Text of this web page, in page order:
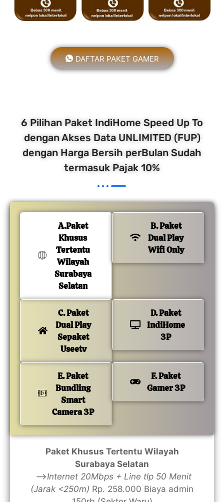
DAFTAR PAKET GAMER
6 Pilihan Paket IndiHome Speed Up To
dengan Akses Data UNLIMITED (FUP)
dengan Harga Bersih perBulan Sudah
termasuk Pajak 10%
A.Paket
Khusus
Tertentu
Wilayah
Surabaya
Selatan
B. Paket
Dual Play
Wifi Only
C. Paket
Dual Play
Sepaket
Useetv
D. Paket
IndiHome
3P
E. Paket
Bundling
Smart
Camera 3P
F. Paket
Gamer 3P
Paket Khusus Tertentu Wilayah
Surabaya Selatan
—>Internet 20Mbps + Line tlp 50 Menit
(Jarak <250m) Rp. 258.000 Biaya admin